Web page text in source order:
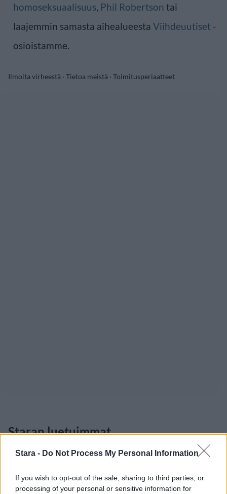
Stara - Do Not Process My Personal Information
If you wish to opt-out of the sale, sharing to third parties, or
processing of your personal or sensitive information for
homoseksuaalisuus, Phil Robertson tai
laajemmin samasta aihealueesta Viihdeuutiset -
osioistamme.
Ilmoita virheestä · Tietoa meistä · Toimitusperiaatteet
Staran luetuimmat